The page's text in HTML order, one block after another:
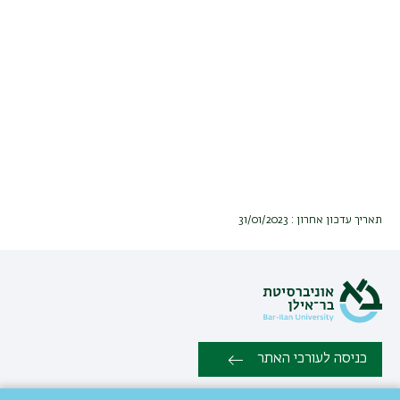
תאריך עדכון אחרון : 31/01/2023
כניסה לעורכי האתר